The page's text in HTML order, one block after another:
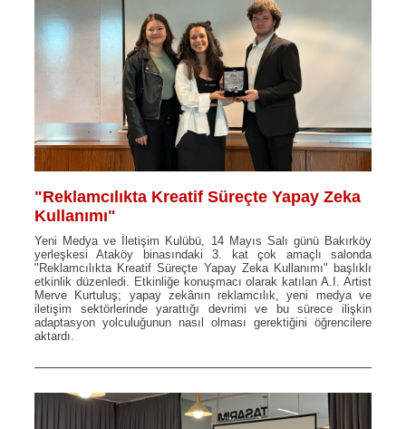
"Reklamcılıkta Kreatif Süreçte Yapay Zeka
Kullanımı"
Yeni Medya ve İletişim Kulübü, 14 Mayıs Salı günü Bakırköy
yerleşkesi Ataköy binasındaki 3. kat çok amaçlı salonda
"Reklamcılıkta Kreatif Süreçte Yapay Zeka Kullanımı" başlıklı
etkinlik düzenledi. Etkinliğe konuşmacı olarak katılan A.I. Artist
Merve Kurtuluş; yapay zekânın reklamcılık, yeni medya ve
iletişim sektörlerinde yarattığı devrimi ve bu sürece ilişkin
adaptasyon yolculuğunun nasıl olması gerektiğini öğrencilere
aktardı.